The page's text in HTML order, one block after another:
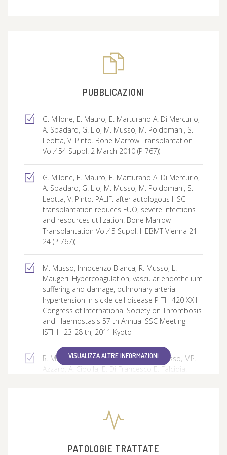
PUBBLICAZIONI
G. Milone, E. Mauro, E. Marturano A. Di Mercurio,
A. Spadaro, G. Lio, M. Musso, M. Poidomani, S.
Leotta, V. Pinto. Bone Marrow Transplantation
Vol.454 Suppl. 2 March 2010 (P 767))
G. Milone, E. Mauro, E. Marturano A. Di Mercurio,
A. Spadaro, G. Lio, M. Musso, M. Poidomani, S.
Leotta, V. Pinto. PALIF. after autologous HSC
transplantation reduces FUO, severe infections
and resources utilization. Bone Marrow
Transplantation Vol.45 Suppl. II EBMT Vienna 21-
24 (P 767))
M. Musso, Innocenzo Bianca, R. Musso, L.
Maugeri. Hypercoagulation, vascular endothelium
suffering and damage, pulmonary arterial
hypertension in sickle cell disease P-TH 420 XXIII
Congress of International Society on Thrombosis
and Haemostasis 57 th Annual SSC Meeting
ISTHH 23-28 th, 2011 Kyoto
R. Musso, D. Cultrera, G. Sortino, M. Musso, MP.
Azzaro, A. Cipolla, E. Di Francesco E. Falcidia.
fetal loss and intrauterine growth retardation in
healthy fertile women Athens June 25-28 th 2008
Pathophysiology Haemostasis and Thrombosis
2008 (suppl.1). Page 67 Poster 078
VISUALIZZA ALTRE INFORMAZIONI
PATOLOGIE TRATTATE